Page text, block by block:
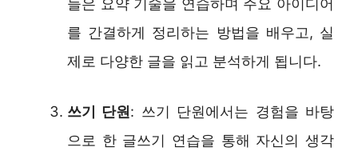
들은 요약 기술을 연습하며 주요 아이디어
를 간결하게 정리하는 방법을 배우고, 실
제로 다양한 글을 읽고 분석하게 됩니다.
쓰기 단원: 쓰기 단원에서는 경험을 바탕
으로 한 글쓰기 연습을 통해 자신의 생각